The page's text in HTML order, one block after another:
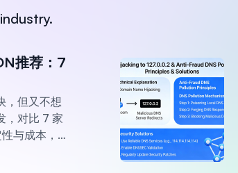
推荐：7
，但又不想
，对比 7 家
与成本，